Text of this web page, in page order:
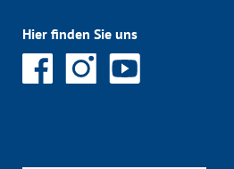
Hier finden Sie uns